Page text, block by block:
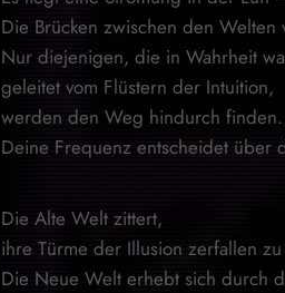
Die Brücken zwischen den Welten
Nur diejenigen, die in Wahrheit
geleitet vom Flüstern der Intuition,
werden den Weg hindurch finden.
Deine Frequenz entscheidet über
Die Alte Welt zittert,
ihre Türme der Illusion zerfallen zu
Die Neue Welt erhebt sich durch